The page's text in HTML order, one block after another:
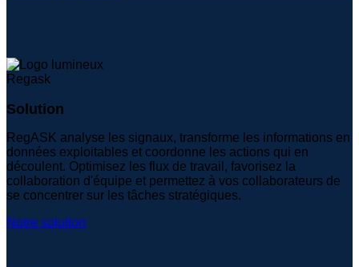
Solution
RegASK analyse les signaux, transforme les informations en
données exploitables et coordonne les actions qui en
découlent. Optimisez les flux de travail, favorisez la
collaboration d'équipe et permettez à vos collaborateurs de
se concentrer sur les tâches stratégiques.
Notre solution